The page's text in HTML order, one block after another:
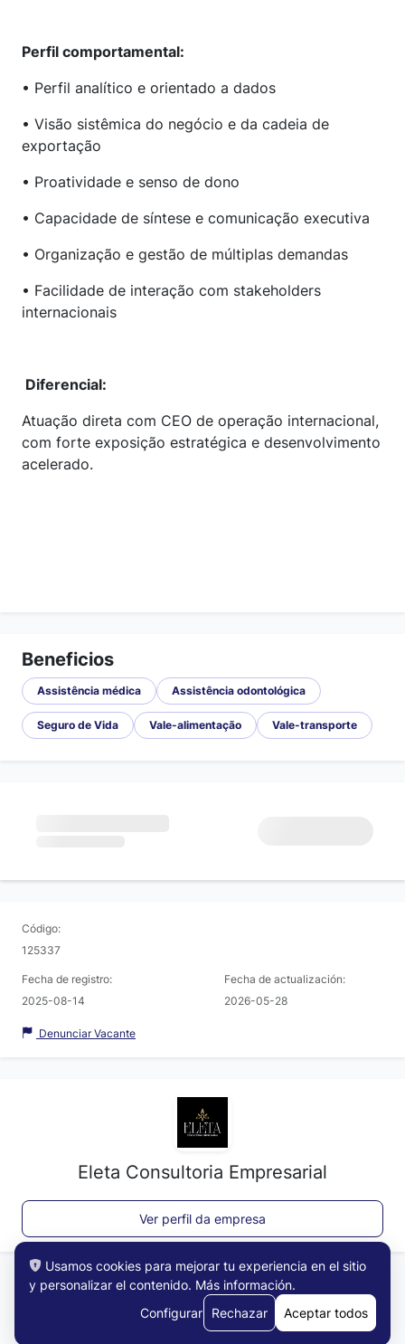
Perfil comportamental:
• Perfil analítico e orientado a dados
• Visão sistêmica do negócio e da cadeia de
exportação
• Proatividade e senso de dono
• Capacidade de síntese e comunicação executiva
• Organização e gestão de múltiplas demandas
• Facilidade de interação com stakeholders
internacionais
Diferencial:
Atuação direta com CEO de operação internacional,
com forte exposição estratégica e desenvolvimento
acelerado.
Beneficios
Assistência médica Assistência odontológica
Seguro de Vida Vale-alimentação Vale-transporte
Código:
125337
Fecha de registro:
2025-08-14
Fecha de actualización:
2026-05-28
Denunciar Vacante
Eleta Consultoria Empresarial
Ver perfil da empresa
Usamos cookies para mejorar tu experiencia en el sitio
y personalizar el contenido. Más información.
Configurar
Rechazar Aceptar todos